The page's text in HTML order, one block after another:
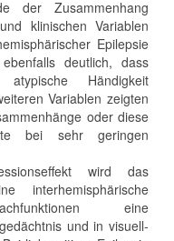
der Zusammenhang
klinischen Variablen
Epilepsie
deutlich, dass
Händigkeit
Variablen zeigten
oder diese
bei sehr geringen
wird das
interhemisphärische
eine
und in visuell-